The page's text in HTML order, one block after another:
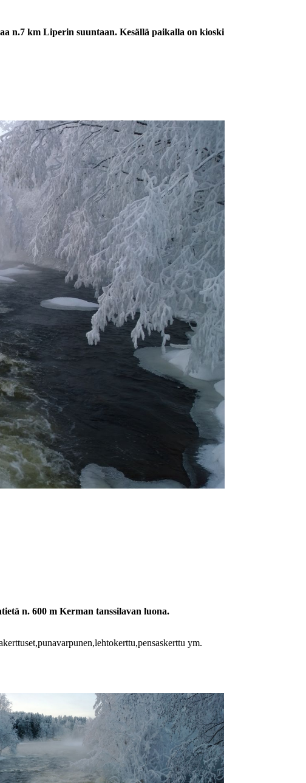
n.7 km Liperin suuntaan. Kesällä paikalla on kioski
n. 600 m Kerman tanssilavan luona.
ym.